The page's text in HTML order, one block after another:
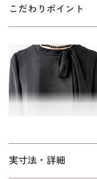
たロングドレス。
はエレガントな装い。
で、形を気にせず着用
と、お別れの会や偲ぶ
した肌触りとシルクの
テート混の絽素材を使
吸湿性が高くなめらか
着丈は参列者の喪服と
ったり｣パターンを使
こだわりポイント
実寸法・詳細